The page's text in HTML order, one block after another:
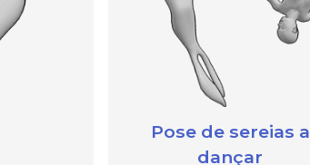
Pose de sereias a
dançar